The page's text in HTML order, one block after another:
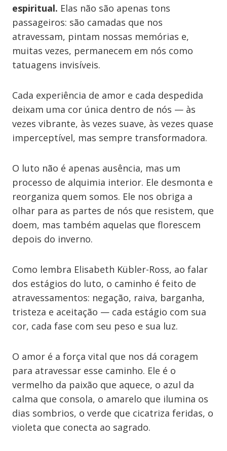
espiritual. Elas não são apenas tons
passageiros: são camadas que nos
atravessam, pintam nossas memórias e,
muitas vezes, permanecem em nós como
tatuagens invisíveis.
Cada experiência de amor e cada despedida
deixam uma cor única dentro de nós — às
vezes vibrante, às vezes suave, às vezes quase
imperceptível, mas sempre transformadora.
O luto não é apenas ausência, mas um
processo de alquimia interior. Ele desmonta e
reorganiza quem somos. Ele nos obriga a
olhar para as partes de nós que resistem, que
doem, mas também aquelas que florescem
depois do inverno.
Como lembra Elisabeth Kübler-Ross, ao falar
dos estágios do luto, o caminho é feito de
atravessamentos: negação, raiva, barganha,
tristeza e aceitação — cada estágio com sua
cor, cada fase com seu peso e sua luz.
O amor é a força vital que nos dá coragem
para atravessar esse caminho. Ele é o
vermelho da paixão que aquece, o azul da
calma que consola, o amarelo que ilumina os
dias sombrios, o verde que cicatriza feridas, o
violeta que conecta ao sagrado.